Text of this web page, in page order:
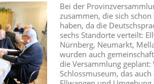
Bei der
zusammen, die sich
haben, da die
sechs Standorte verteilt:
Nürnberg, Neumarkt,
wurden auch
die Versammlung geplant:
Schlossmuseum, das